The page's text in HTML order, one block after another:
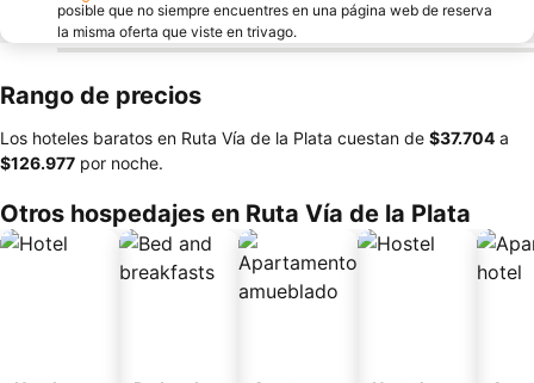
posible que no siempre encuentres en una página web de reserva
la misma oferta que viste en trivago.
Rango de precios
Los hoteles baratos en Ruta Vía de la Plata cuestan de ‎$37.704 a
‎$126.977 por noche.
Otros hospedajes en Ruta Vía de la Plata